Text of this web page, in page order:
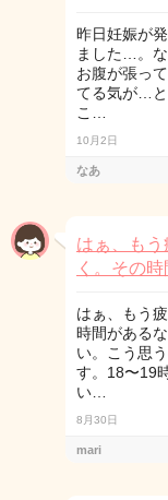
昨日妊娠が
ました…。
お腹が張っ
てる気が…と
こ…
10月2日
なあ
はぁ、も
く。その
はぁ、もう
時間がある
い。こう思
す。18〜19
い…
8月30日
mari